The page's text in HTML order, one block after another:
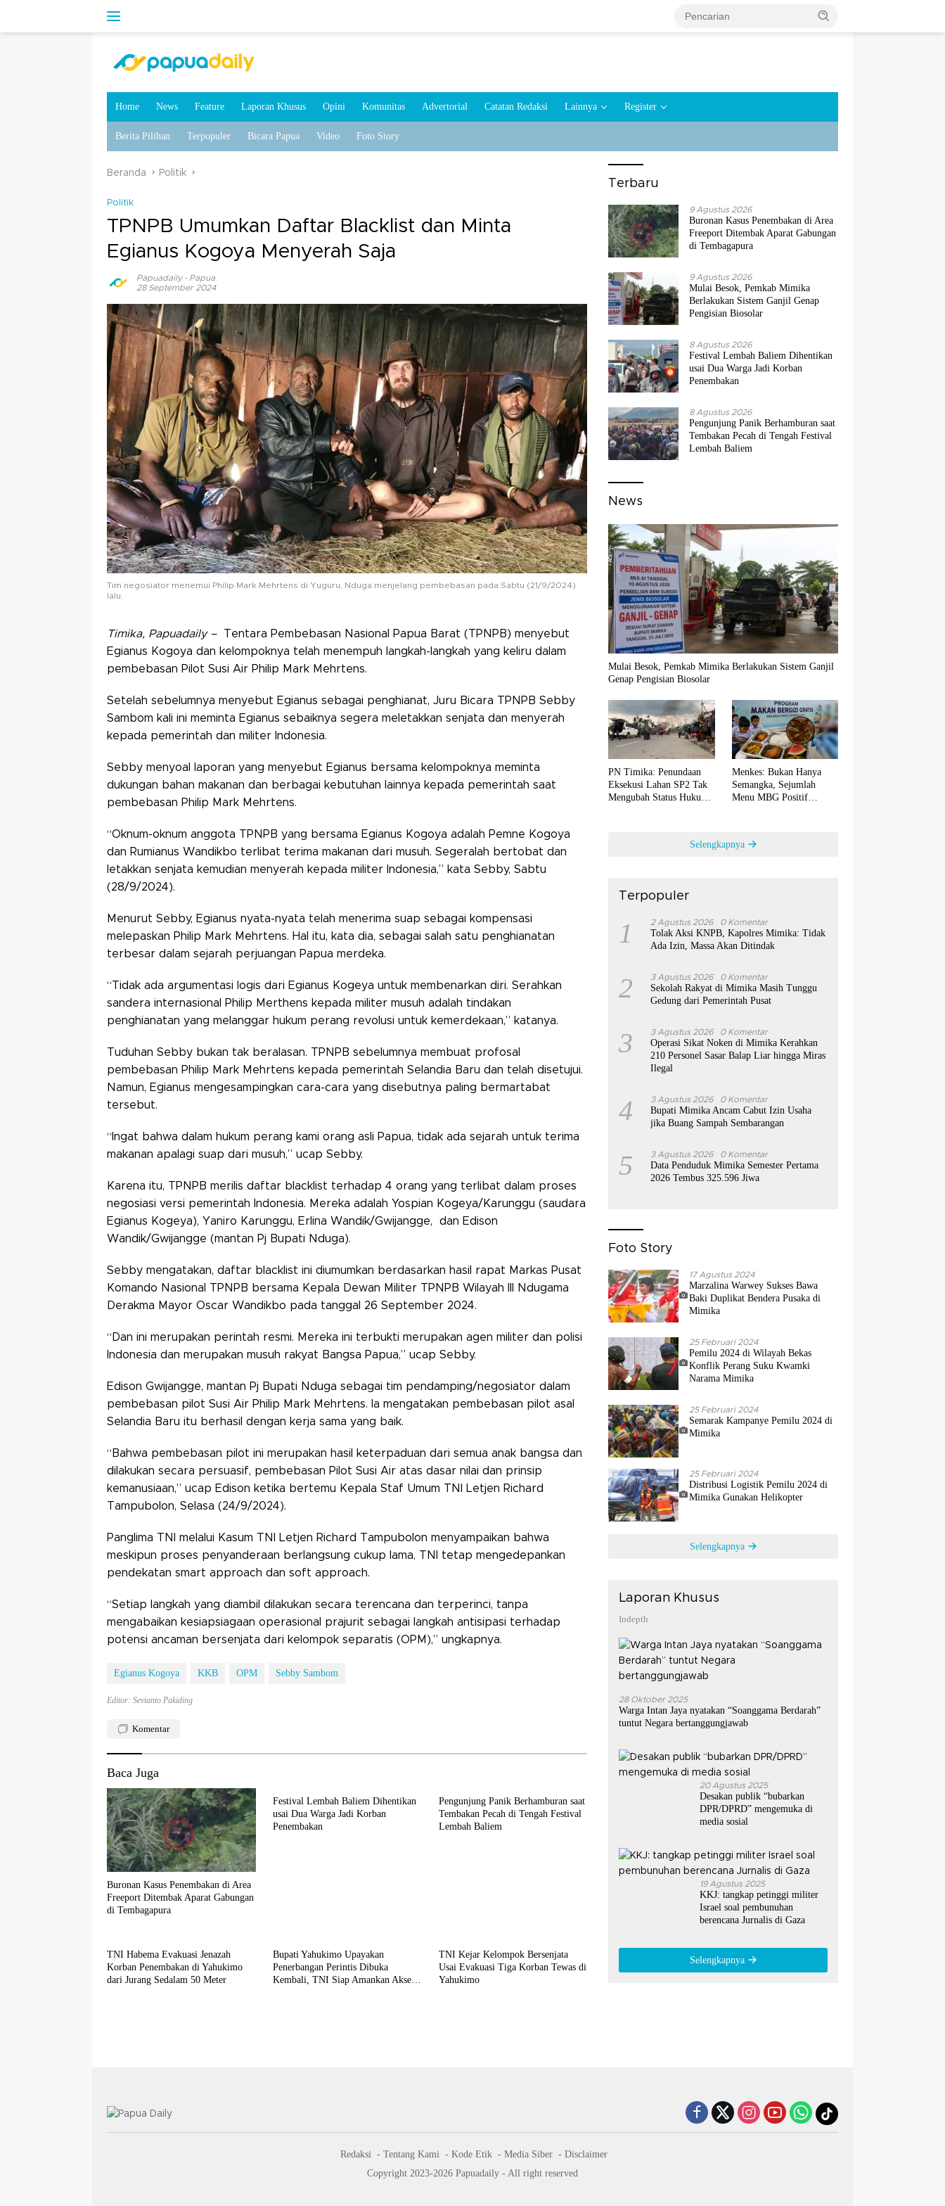
Home News Feature Laporan Khusus Opini Komunitas Advertorial Catatan Redaksi Lainnya Register
Berita Pilihan Terpopuler Bicara Papua Video Foto Story
Beranda Politik
Politik
TPNPB Umumkan Daftar Blacklist dan Minta
Egianus Kogoya Menyerah Saja
Papuadaily- Papua
28 September 2024
Tim negosiator menemui Philip Mark Mehrtens di Yuguru, Nduga menjelang pembebasan pada Sabtu (21/9/2024)
lalu.
Timika, Papuadaily –
Tentara Pembebasan Nasional Papua Barat (TPNPB) menyebut
Egianus Kogoya dan kelompoknya telah menempuh langkah-langkah yang keliru dalam
pembebasan Pilot Susi Air Philip Mark Mehrtens.
Setelah sebelumnya menyebut Egianus sebagai penghianat, Juru Bicara TPNPB Sebby
Sambom kali ini meminta Egianus sebaiknya segera meletakkan senjata dan menyerah
kepada pemerintah dan militer Indonesia.
Sebby menyoal laporan yang menyebut Egianus bersama kelompoknya meminta
dukungan bahan makanan dan berbagai kebutuhan lainnya kepada pemerintah saat
pembebasan Philip Mark Mehrtens.
“Oknum-oknum anggota TPNPB yang bersama Egianus Kogoya adalah Pemne Kogoya
dan Rumianus Wandikbo terlibat terima makanan dari musuh. Segeralah bertobat dan
letakkan senjata kemudian menyerah kepada militer Indonesia,” kata Sebby, Sabtu
(28/9/2024).
Menurut Sebby, Egianus nyata-nyata telah menerima suap sebagai kompensasi
melepaskan Philip Mark Mehrtens. Hal itu, kata dia, sebagai salah satu penghianatan
terbesar dalam sejarah perjuangan Papua merdeka.
“Tidak ada argumentasi logis dari Egianus Kogeya untuk membenarkan diri. Serahkan
sandera internasional Philip Merthens kepada militer musuh adalah tindakan
penghianatan yang melanggar hukum perang revolusi untuk kemerdekaan,” katanya.
Tuduhan Sebby bukan tak beralasan. TPNPB sebelumnya membuat profosal
pembebasan Philip Mark Mehrtens kepada pemerintah Selandia Baru dan telah disetujui.
Namun, Egianus mengesampingkan cara-cara yang disebutnya paling bermartabat
tersebut.
“Ingat bahwa dalam hukum perang kami orang asli Papua, tidak ada sejarah untuk terima
makanan apalagi suap dari musuh,” ucap Sebby.
Karena itu, TPNPB merilis daftar blacklist terhadap 4 orang yang terlibat dalam proses
negosiasi versi pemerintah Indonesia. Mereka adalah Yospian Kogeya/Karunggu (saudara
Egianus Kogeya), Yaniro Karunggu, Erlina Wandik/Gwijangge, dan Edison
Wandik/Gwijangge (mantan Pj Bupati Nduga).
Sebby mengatakan, daftar blacklist ini diumumkan berdasarkan hasil rapat Markas Pusat
Komando Nasional TPNPB bersama Kepala Dewan Militer TPNPB Wilayah III Ndugama
Derakma Mayor Oscar Wandikbo pada tanggal 26 September 2024.
“Dan ini merupakan perintah resmi. Mereka ini terbukti merupakan agen militer dan polisi
Indonesia dan merupakan musuh rakyat Bangsa Papua,” ucap Sebby.
Edison Gwijangge, mantan Pj Bupati Nduga sebagai tim pendamping/negosiator dalam
pembebasan pilot Susi Air Philip Mark Mehrtens. Ia mengatakan pembebasan pilot asal
Selandia Baru itu berhasil dengan kerja sama yang baik.
“Bahwa pembebasan pilot ini merupakan hasil keterpaduan dari semua anak bangsa dan
dilakukan secara persuasif, pembebasan Pilot Susi Air atas dasar nilai dan prinsip
kemanusiaan,” ucap Edison ketika bertemu Kepala Staf Umum TNI Letjen Richard
Tampubolon, Selasa (24/9/2024).
Panglima TNI melalui Kasum TNI Letjen Richard Tampubolon menyampaikan bahwa
meskipun proses penyanderaan berlangsung cukup lama, TNI tetap mengedepankan
pendekatan smart approach dan soft approach.
“Setiap langkah yang diambil dilakukan secara terencana dan terperinci, tanpa
mengabaikan kesiapsiagaan operasional prajurit sebagai langkah antisipasi terhadap
potensi ancaman bersenjata dari kelompok separatis (OPM),” ungkapnya.
Egianus Kogoya KKB OPM Sebby Sambom
Editor: Sevianto Pakiding
Komentar
Baca Juga
Buronan Kasus Penembakan di Area
Freeport Ditembak Aparat Gabungan
di Tembagapura
Festival Lembah Baliem Dihentikan
usai Dua Warga Jadi Korban
Penembakan
Pengunjung Panik Berhamburan saat
Tembakan Pecah di Tengah Festival
Lembah Baliem
TNI Habema Evakuasi Jenazah
Korban Penembakan di Yahukimo
dari Jurang Sedalam 50 Meter
Bupati Yahukimo Upayakan
Penerbangan Perintis Dibuka
Kembali, TNI Siap Amankan Akses
TNI Kejar Kelompok Bersenjata
Usai Evakuasi Tiga Korban Tewas di
Yahukimo
Terbaru
9 Agustus 2026
Buronan Kasus Penembakan di Area
Freeport Ditembak Aparat Gabungan
di Tembagapura
9 Agustus 2026
Mulai Besok, Pemkab Mimika
Berlakukan Sistem Ganjil Genap
Pengisian Biosolar
8 Agustus 2026
Festival Lembah Baliem Dihentikan
usai Dua Warga Jadi Korban
Penembakan
8 Agustus 2026
Pengunjung Panik Berhamburan saat
Tembakan Pecah di Tengah Festival
Lembah Baliem
News
Mulai Besok, Pemkab Mimika Berlakukan Sistem Ganjil
Genap Pengisian Biosolar
PN Timika: Penundaan
Eksekusi Lahan SP2 Tak
Mengubah Status Hukum
Menkes: Bukan Hanya
Semangka, Sejumlah
Menu MBG Positif
Selengkapnya
Terpopuler
1 2 Agustus 2026 0 Komentar
Tolak Aksi KNPB, Kapolres Mimika: Tidak
Ada Izin, Massa Akan Ditindak
2 3 Agustus 2026 0 Komentar
Sekolah Rakyat di Mimika Masih Tunggu
Gedung dari Pemerintah Pusat
3 3 Agustus 2026 0 Komentar
Operasi Sikat Noken di Mimika Kerahkan
210 Personel Sasar Balap Liar hingga Miras
Ilegal
4 3 Agustus 2026 0 Komentar
Bupati Mimika Ancam Cabut Izin Usaha
jika Buang Sampah Sembarangan
5 3 Agustus 2026 0 Komentar
Data Penduduk Mimika Semester Pertama
2026 Tembus 325.596 Jiwa
Foto Story
17 Agustus 2024
Marzalina Warwey Sukses Bawa
Baki Duplikat Bendera Pusaka di
Mimika
25 Februari 2024
Pemilu 2024 di Wilayah Bekas
Konflik Perang Suku Kwamki
Narama Mimika
25 Februari 2024
Semarak Kampanye Pemilu 2024 di
Mimika
25 Februari 2024
Distribusi Logistik Pemilu 2024 di
Mimika Gunakan Helikopter
Selengkapnya
Laporan Khusus
Indepth
28 Oktober 2025
Warga Intan Jaya nyatakan “Soanggama Berdarah”
tuntut Negara bertanggungjawab
20 Agustus 2025
Desakan publik “bubarkan
DPR/DPRD” mengemuka di
media sosial
19 Agustus 2025
KKJ: tangkap petinggi militer
Israel soal pembunuhan
berencana Jurnalis di Gaza
Selengkapnya
Redaksi Tentang Kami Kode Etik Media Siber
Disclaimer
Copyright 2023-2026 Papuadaily - All right reserved